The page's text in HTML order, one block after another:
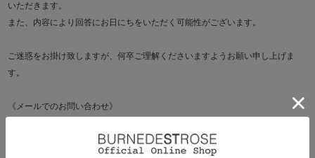
いただきます。
また、内容により回答にお日にちをいただく可能性がございます。
ご迷惑をお掛け致しますが、何卒ご理解くださいますようお願い申し上げま
す。
《メールでのお問い合わせ》